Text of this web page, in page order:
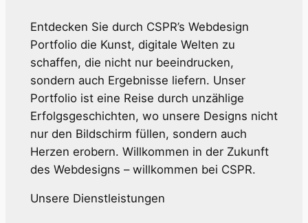
Entdecken Sie durch CSPR’s Webdesign
Portfolio die Kunst, digitale Welten zu
schaffen, die nicht nur beeindrucken,
sondern auch Ergebnisse liefern. Unser
Portfolio ist eine Reise durch unzählige
Erfolgsgeschichten, wo unsere Designs nicht
nur den Bildschirm füllen, sondern auch
Herzen erobern. Willkommen in der Zukunft
des Webdesigns – willkommen bei CSPR.
Unsere Dienstleistungen